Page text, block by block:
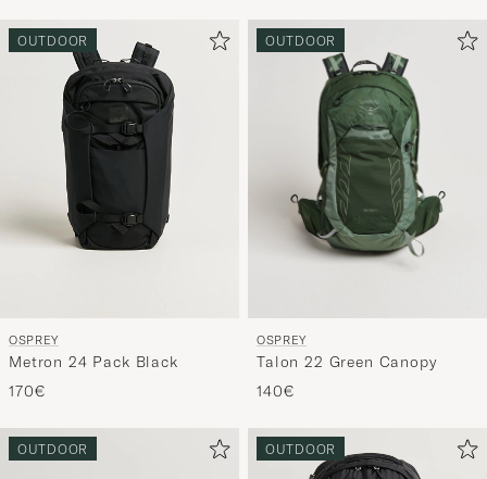
OUTDOOR
OSPREY
Metron 24 Pack Black
170€
OUTDOOR
OSPREY
Talon 22 Green Canopy
140€
OUTDOOR OUTDOOR